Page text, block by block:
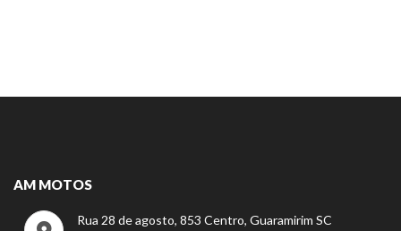
AM MOTOS
Rua 28 de agosto, 853 Centro, Guaramirim SC